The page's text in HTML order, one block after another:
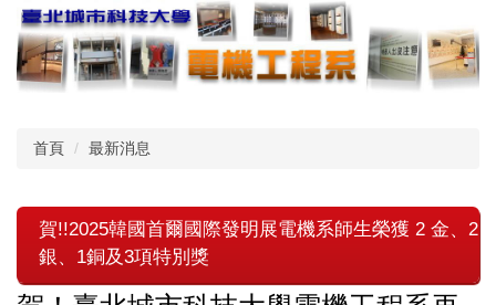
跳
到
主
要
首頁 最新消息
賀!!2025韓國首爾國際發明展電機系師生榮獲 2 金、2
銀、1銅及3項特別獎